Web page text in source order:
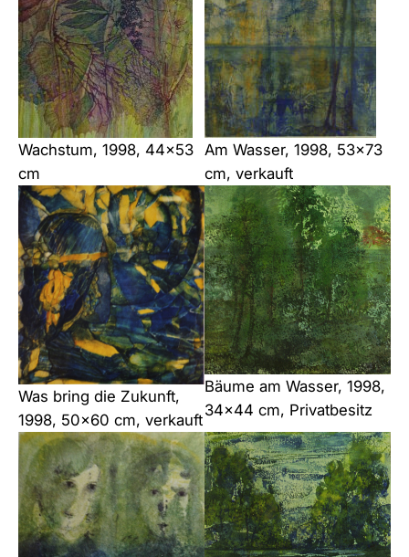
Wachstum, 1998, 44×53
cm
Am Wasser, 1998, 53×73
cm, verkauft
Was bring die Zukunft,
1998, 50×60 cm, verkauft
Bäume am Wasser, 1998,
34×44 cm, Privatbesitz